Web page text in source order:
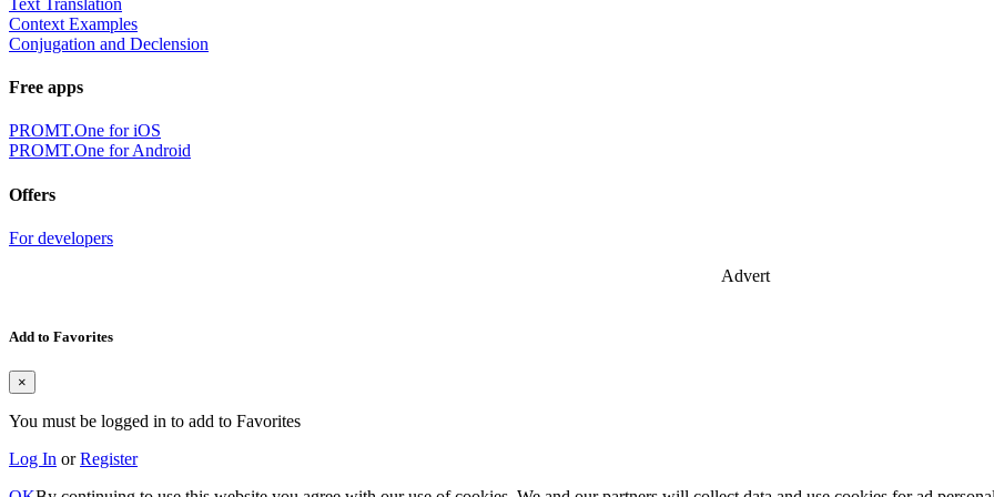
Text Translation
Context Examples
Conjugation and Declension
Free apps
PROMT.One for iOS
PROMT.One for Android
Offers
For developers
Advert
Add to Favorites
×
You must be logged in to add to Favorites
Log In orRegister